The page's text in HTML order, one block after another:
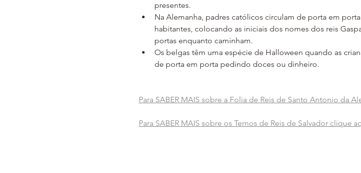
presentes.
Na Alemanha, padres católicos circulam de porta em
habitantes, colocando as iniciais dos nomes dos reis
portas enquanto caminham.
Os belgas têm uma espécie de Halloween quando as
de porta em porta pedindo doces ou dinheiro.
Para SABER MAIS sobre a Folia de Reis de Santo Antonio da
Para SABER MAIS sobre os Ternos de Reis de Salvador clique